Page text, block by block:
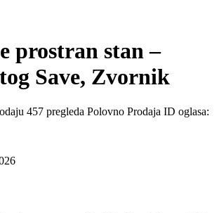
prostran stan –
Save, Zvornik
457 pregleda Polovno Prodaja ID oglasa: